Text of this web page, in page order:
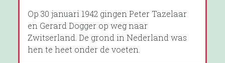
Op 30 januari 1942 gingen Peter Tazelaar
en Gerard Dogger op weg naar
Zwitserland. De grond in Nederland was
hen te heet onder de voeten.